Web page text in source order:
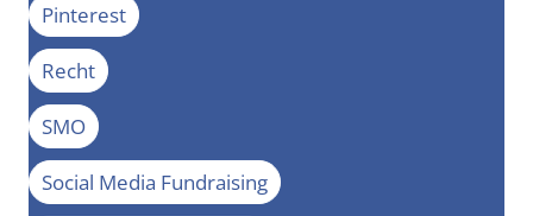
Pinterest
Recht
SMO
Social Media Fundraising